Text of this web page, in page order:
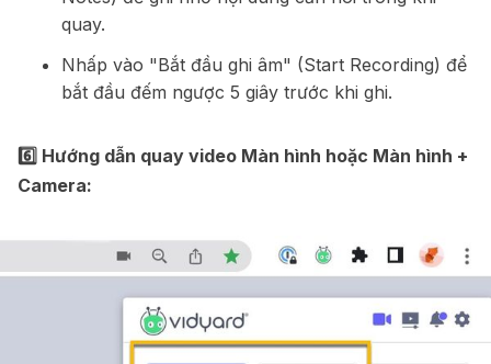
quay.
Nhấp vào "Bắt đầu ghi âm" (Start Recording) để
bắt đầu đếm ngược 5 giây trước khi ghi.
6️⃣ Hướng dẫn quay video Màn hình hoặc Màn hình +
Camera: